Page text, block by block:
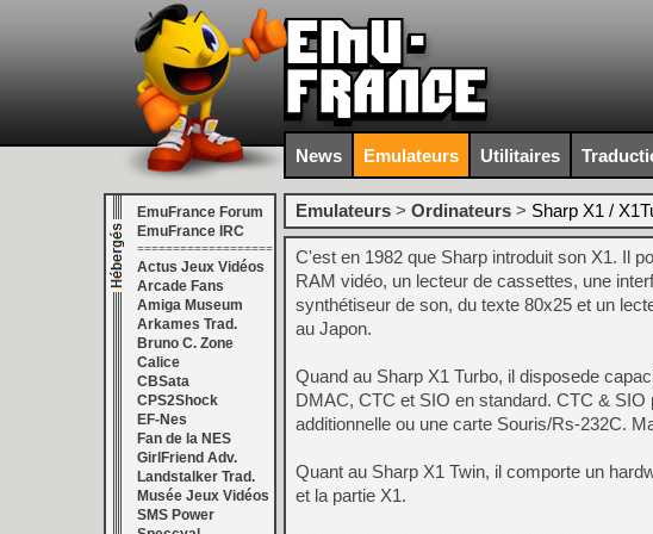
News Emulateurs Utilitaires
EmuFrance Forum
EmuFrance IRC
===================
Actus Jeux Vidéos
Arcade Fans
Amiga Museum
Arkames Trad.
Bruno C. Zone
Calice
CBSata
CPS2Shock
EF-Nes
Fan de la NES
GirlFriend Adv.
Landstalker Trad.
Musée Jeux Vidéos
SMS Power
Emulateurs > Ordinateurs > Sharp X1 /
C'est en 1982 que Sharp introduit son X1. Il
RAM vidéo, un lecteur de cassettes, une
synthétiseur de son, du texte 80x25 et un
au Japon.
Quand au Sharp X1 Turbo, il disposede
DMAC, CTC et SIO en standard. CTC &
additionnelle ou une carte Souris/Rs-232C.
Quant au Sharp X1 Twin, il comporte un
et la partie X1.